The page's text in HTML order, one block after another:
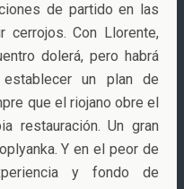
de partido en las
cerrojos. Con Llorente,
dolerá, pero habrá
un plan de
que el riojano obre el
restauración. Un gran
Y en el peor de
y fondo de